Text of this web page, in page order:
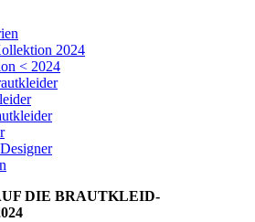
2024
< 2024
DIE BRAUTKLEID-